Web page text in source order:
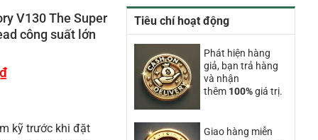
Tiêu chí hoạt động
Phát hiện hàng
giả, bạn trả hàng
và nhận
thêm 100%giá trị.
Giao hàng miễn
V130 The Super
công suất lớn
₫Giá
kỹ trước khi đặt